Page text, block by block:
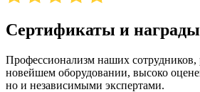
Сертификаты и награды
Профессионализм наших
новейшем оборудовании, высоко
но и независимыми экспертами.